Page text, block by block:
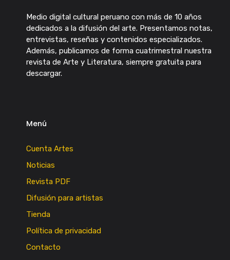
Medio digital cultural peruano con más de 10 años
dedicados a la difusión del arte. Presentamos notas,
entrevistas, reseñas y contenidos especializados.
Además, publicamos de forma cuatrimestral nuestra
revista de Arte y Literatura, siempre gratuita para
descargar.
Menú
Cuenta Artes
Noticias
Revista PDF
Difusión para artistas
Tienda
Política de privacidad
Contacto